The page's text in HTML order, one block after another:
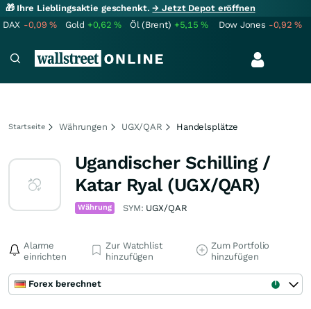
🎁 Ihre Lieblingsaktie geschenkt.→ Jetzt Depot eröffnen
DAX -0,09% Gold +0,62% Öl (Brent) +5,15% Dow Jones -0,92%
Startseite Währungen UGX/QAR Handelsplätze
Ugandischer Schilling /
Katar Ryal (UGX/QAR)
Währung SYM: UGX/QAR
Alarme
einrichten
Zur Watchlist
hinzufügen
Zum Portfolio
hinzufügen
Forex berechnet